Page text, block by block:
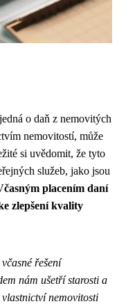
o daň z nemovitých
nemovitostí, může
si uvědomit, že tyto
služeb, jako jsou
placením daní
zlepšení kvality
řešení
nám ušetří starosti a
nemovitosti